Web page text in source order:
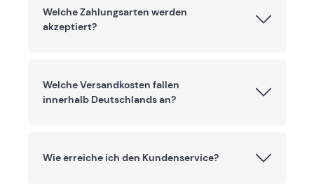
Welche Zahlungsarten werden
akzeptiert?
Welche Versandkosten fallen
innerhalb Deutschlands an?
Wie erreiche ich den Kundenservice?